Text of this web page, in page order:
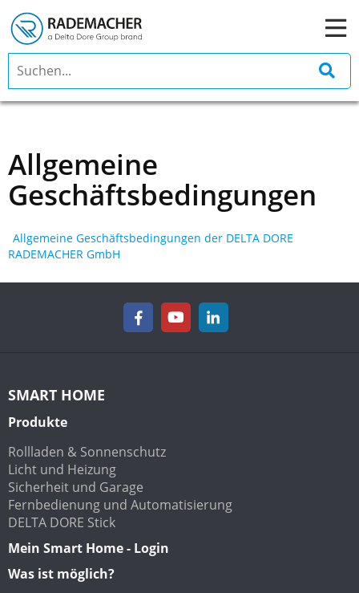
Allgemeine
Geschäftsbedingungen
Allgemeine Geschäftsbedingungen der DELTA DORE
RADEMACHER GmbH
SMART HOME
Produkte
Rollladen & Sonnenschutz
Licht und Heizung
Sicherheit und Garage
Fernbedienung und Automatisierung
DELTA DORE Stick
Mein Smart Home - Login
Was ist möglich?